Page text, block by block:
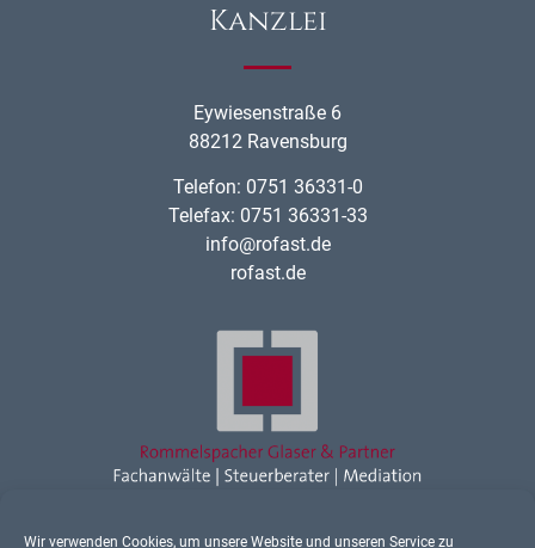
Wir verwenden Cookies, um unsere Website und unseren Service zu
Kanzlei
Eywiesenstraße 6
88212 Ravensburg
Telefon: 0751 36331-0
Telefax: 0751 36331-33
info@rofast.de
rofast.de